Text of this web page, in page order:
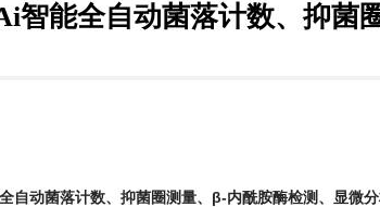
智能全自动菌落计数、抑菌
自动菌落计数、抑菌圈测量、β-内酰胺酶检测、显微